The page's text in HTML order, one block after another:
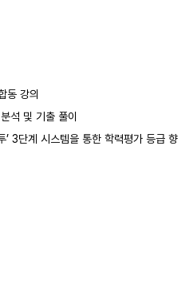
동 강의
석 및 기출 풀이
’ 3단계 시스템을 통한 학력평가 등급 향